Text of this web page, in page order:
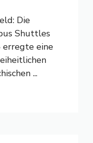
Die
Shuttles
erregte eine
...